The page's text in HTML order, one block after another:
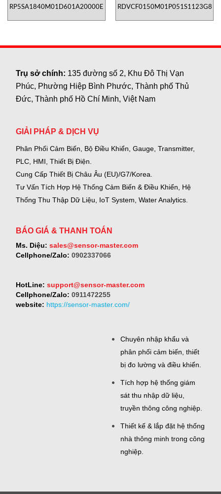
RP5SA1840M01D601A20000E RDVCF0150M01P051S1123G8
Trụ sở chính: 135 đường số 2, Khu Đô Thị Vạn
Phúc, Phường Hiệp Bình Phước, Thành phố Thủ
Đức, Thành phố Hồ Chí Minh, Việt Nam
GIẢI PHÁP & DỊCH VỤ
Phân Phối Cảm Biến, Bộ Điều Khiển, Gauge, Transmitter,
PLC, HMI, Thiết Bị Điện.
Cung Cấp Thiết Bị Châu Âu (EU)/G7/Korea.
Tư Vấn Tích Hợp Hệ Thống Cảm Biến & Điều Khiển, Hệ
Thống Thu Thập Dữ Liệu, IoT System, Water Analytics.
BÁO GIÁ & THANH TOÁN
Ms. Diệu: sales@sensor-master.com
Cellphone/Zalo: 0902337066
HotLine: support@sensor-master.com
Cellphone/Zalo: 0911472255
website: https://sensor-master.com/
Chuyên nhập khẩu và
phân phối cảm biến, thiết
bị đo lường và điều khiển.
Tích hợp hệ thống giám
sát thu nhập dữ liệu,
truyền thông công nghiệp.
Thiết kế & lắp đặt hệ thống
nhà thông minh trong công
nghiệp.